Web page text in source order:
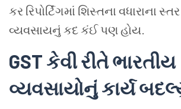
કર રિપોર્ટિંગમાં શિસ્તના વધારાના
વ્યવસાયનું કદ કંઈ પણ હોય.
GST કેવી રીતે ભારતીય
વ્યવસાયોનું કાર્ય